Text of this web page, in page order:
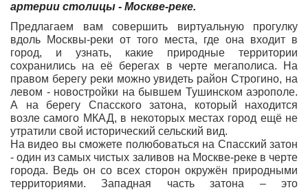
артерии столицы - Москве-реке.
Предлагаем вам совершить виртуальную прогулку
вдоль Москвы-реки от того места, где она входит в
город, и узнать, какие природные территории
сохранились на её берегах в черте мегаполиса. На
правом берегу реки можно увидеть район Строгино, на
левом - новостройки на бывшем Тушинском аэрополе.
А на берегу Спасского затона, который находится
возле самого МКАД, в некоторых местах город ещё не
утратили свой исторический сельский вид.
На видео вы сможете полюбоваться на Спасский затон
- один из самых чистых заливов на Москве-реке в черте
города. Ведь он со всех сторон окружён природными
территориями. Западная часть затона – это